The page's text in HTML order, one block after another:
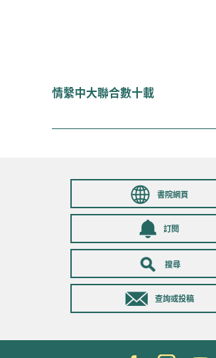
情繫中大聯合數十載
書院網頁
訂閱
搜尋
查詢或投稿